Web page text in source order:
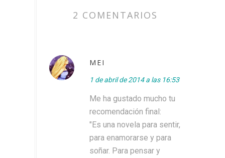
2 COMENTARIOS
MEI
1 de abril de 2014 a las 16:53
Me ha gustado mucho tu
recomendación final:
"Es una novela para sentir,
para enamorarse y para
soñar. Para pensar y